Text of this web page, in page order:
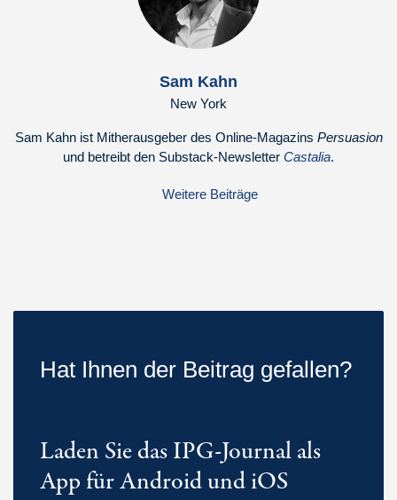
Sam Kahn
New York
Sam Kahn ist Mitherausgeber des Online-Magazins Persuasion
und betreibt den Substack-Newsletter Castalia.
Weitere Beiträge
Hat Ihnen der Beitrag gefallen?
Laden Sie das IPG-Journal als
App für Android und iOS